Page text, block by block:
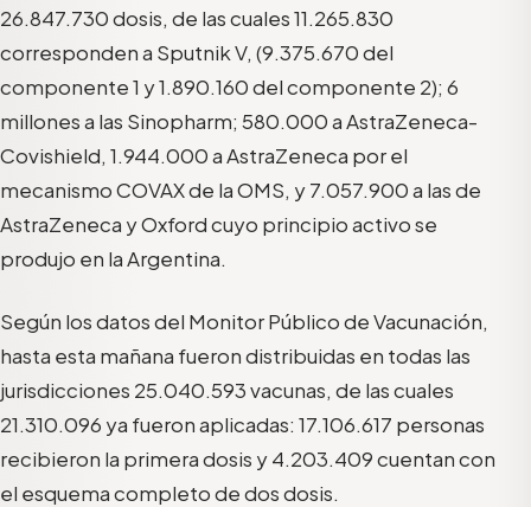
26.847.730 dosis, de las cuales 11.265.830
corresponden a Sputnik V, (9.375.670 del
componente 1 y 1.890.160 del componente 2); 6
millones a las Sinopharm; 580.000 a AstraZeneca-
Covishield, 1.944.000 a AstraZeneca por el
mecanismo COVAX de la OMS, y 7.057.900 a las de
AstraZeneca y Oxford cuyo principio activo se
produjo en la Argentina.
Según los datos del Monitor Público de Vacunación,
hasta esta mañana fueron distribuidas en todas las
jurisdicciones 25.040.593 vacunas, de las cuales
21.310.096 ya fueron aplicadas: 17.106.617 personas
recibieron la primera dosis y 4.203.409 cuentan con
el esquema completo de dos dosis.